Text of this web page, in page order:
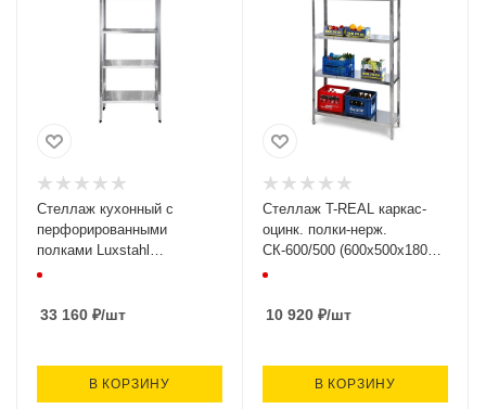
Стеллаж кухонный с
перфорированными
полками Luxstahl
СРП-1800*2000*300
33 160 ₽/шт
В КОРЗИНУ
Стеллаж T-REAL каркас-
оцинк. полки-нерж.
СК-600/500 (600х500х1800,
4 полки) О
10 920 ₽/шт
В КОРЗИНУ